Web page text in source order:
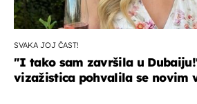
SVAKA JOJ ČAST!
"I tako sam završila u
vizažistica pohvalila se novim